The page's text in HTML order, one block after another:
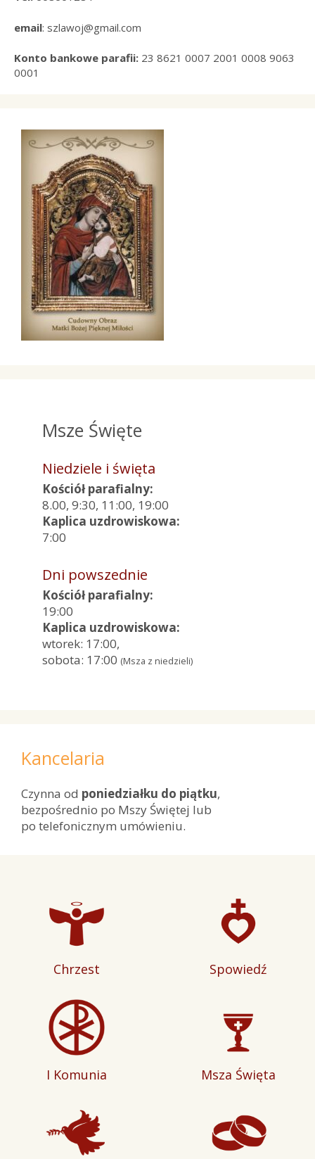
email: szlawoj@gmail.com
Konto bankowe parafii: 23 8621 0007 2001 0008 9063
0001
Msze Święte
Niedziele i święta
Kościół parafialny:
8.00, 9:30, 11:00, 19:00
Kaplica uzdrowiskowa:
7:00
Dni powszednie
Kościół parafialny:
19:00
Kaplica uzdrowiskowa:
wtorek: 17:00,
sobota: 17:00 (Msza z niedzieli)
Kancelaria
Czynna od poniedziałku do piątku,
bezpośrednio po Mszy Świętej lub
po telefonicznym umówieniu.
Chrzest Spowiedź
I Komunia Msza Święta